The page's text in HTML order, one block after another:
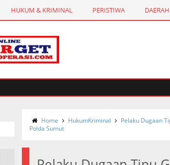
HUKUM & KRIMINAL PERISTIWA DAERAH
Home HukumKriminal
Pelaku Dugaan
Polda Sumut